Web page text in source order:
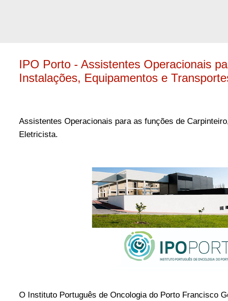
IPO Porto - Assistentes Operacionais
Instalações, Equipamentos e
Assistentes Operacionais para as funções de
Eletricista.
O Instituto Português de Oncologia do Porto Francisco